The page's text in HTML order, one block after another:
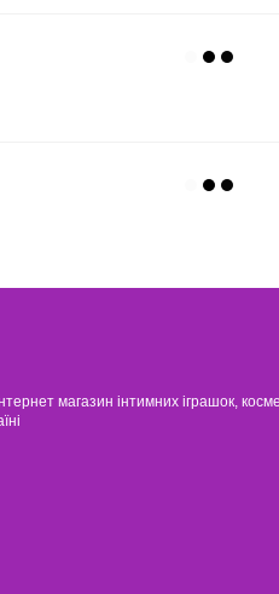
магазин інтимних іграшок,